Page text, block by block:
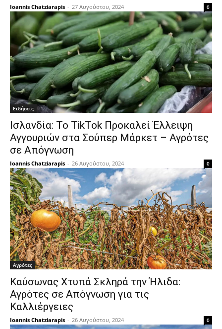
Ioannis Chatziarapis - 27 Αυγούστου, 2024 0
Ειδήσεις
Ισλανδία: Το TikTok Προκαλεί Έλλειψη
Αγγουριών στα Σούπερ Μάρκετ – Αγρότες
σε Απόγνωση
Ioannis Chatziarapis - 26 Αυγούστου, 2024 0
Αγρότες
Καύσωνας Χτυπά Σκληρά την Ήλιδα:
Αγρότες σε Απόγνωση για τις
Καλλιέργειες
Ioannis Chatziarapis - 26 Αυγούστου, 2024 0